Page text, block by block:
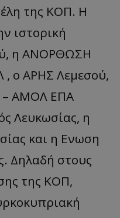
της ΚΟΠ. Η
ιστορική
η ΑΝΟΡΘΩΣΗ
ο ΑΡΗΣ Λεμεσού,
– ΑΜΟΛ ΕΠΑ
Λευκωσίας, η
και η Ενωση
Δηλαδή στους
της ΚΟΠ,